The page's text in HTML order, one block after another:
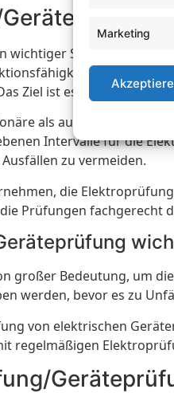
Marketing
Schritt, um die
und
Ziel ist es, mögliche
als auch tragbare
Intervalle für die
zu vermeiden.
die
Prüfungen
großer Bedeutung, um
werden, bevor es zu
von elektrischen
regelmäßigen